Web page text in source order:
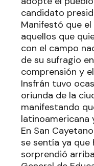
candidato
Manifestó que
aquellos que
con el campo
de su sufragio
comprensión y
Insfrán tuvo
oriunda de la
manifestando
latinoamericana
En San
se sentía ya
sorprendió